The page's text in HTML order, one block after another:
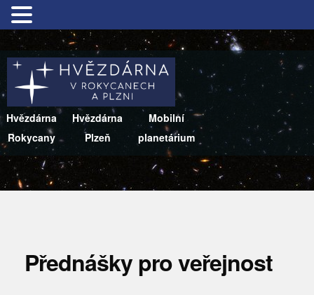
Hvězdárna
Rokycany
Hvězdárna
Plzeň
Mobilní
planetárium
Přednášky pro veřejnost